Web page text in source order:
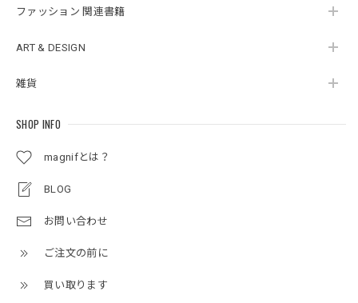
ファッション 関連書籍
ART & DESIGN
雑貨
SHOP INFO
magnifとは？
BLOG
お問い合わせ
ご注文の前に
買い取ります